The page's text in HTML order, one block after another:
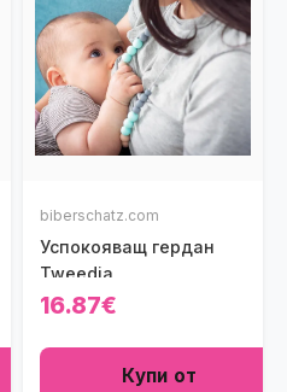
biberschatz.com
Успокояващ гердан
Tweedia
16.87€
Купи от